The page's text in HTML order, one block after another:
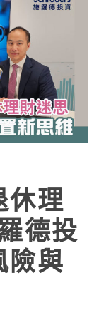
休理
德投
險與